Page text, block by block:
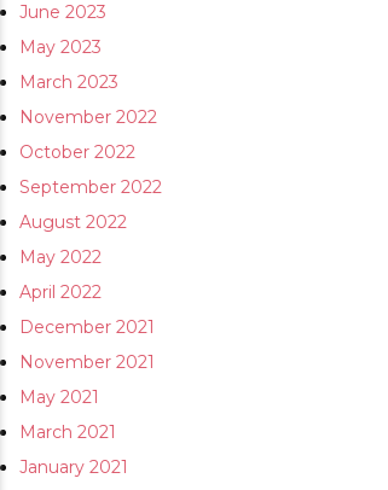
June 2023
May 2023
March 2023
November 2022
October 2022
September 2022
August 2022
May 2022
April 2022
December 2021
November 2021
May 2021
March 2021
January 2021